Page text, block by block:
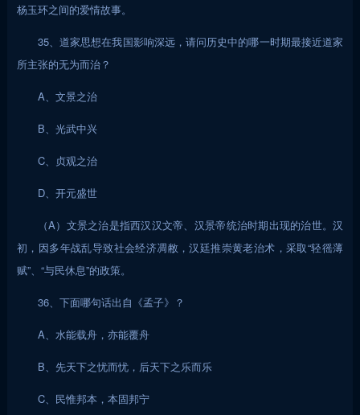
杨玉环之间的爱情故事。
35、道家思想在我国影响深远，请问历史中的哪一时期最接近道家
所主张的无为而治？
A、文景之治
B、光武中兴
C、贞观之治
D、开元盛世
（A）文景之治是指西汉汉文帝、汉景帝统治时期出现的治世。汉
初，因多年战乱导致社会经济凋敝，汉廷推崇黄老治术，采取“轻徭薄
赋”、“与民休息”的政策。
36、下面哪句话出自《孟子》？
A、水能载舟，亦能覆舟
B、先天下之忧而忧，后天下之乐而乐
C、民惟邦本，本固邦宁